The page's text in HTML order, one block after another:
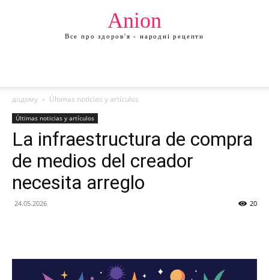
Anion
Все про здоров'я - народні рецепти
додому Últimas noticias y artículos
Últimas noticias y artículos
La infraestructura de compra
de medios del creador
necesita arreglo
24.05.2026 20